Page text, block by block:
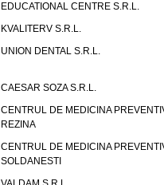
EDUCATIONAL CENTRE S.R.L.
KVALITERV S.R.L.
UNION DENTAL S.R.L.
CAESAR SOZA S.R.L.
CENTRUL DE MEDICINA
REZINA
CENTRUL DE MEDICINA
SOLDANESTI